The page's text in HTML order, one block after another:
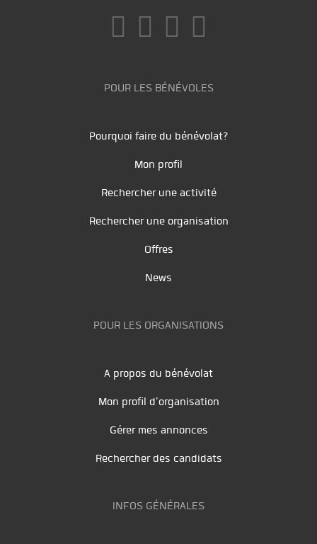
POUR LES BÉNÉVOLES
Pourquoi faire du bénévolat?
Mon profil
Rechercher une activité
Rechercher une organisation
Offres
News
POUR LES ORGANISATIONS
A propos du bénévolat
Mon profil d'organisation
Gérer mes annonces
Rechercher des candidats
INFOS GÉNÉRALES